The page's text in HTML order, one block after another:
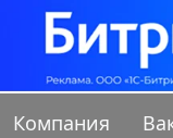
Компания